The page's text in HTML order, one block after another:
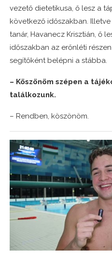
vezető dietetikusa, ő lesz a
következő időszakban.
tanár, Havanecz Krisztián, ő
időszakban az erőnléti
segítőként belépni a stábba.
– Köszönöm szépen a
találkozunk.
– Rendben, köszönöm.